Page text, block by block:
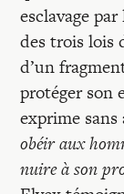
esclavage
des trois lois
d’un
protéger son
exprime
obéir aux
nuire à son